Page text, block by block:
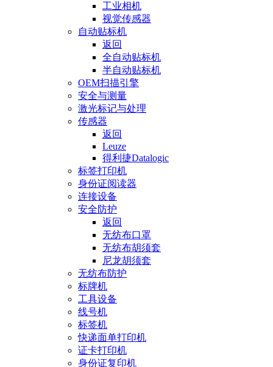
工业相机
视觉传感器
自动贴标机
返回
全自动贴标机
半自动贴标机
OEM扫描引擎
安全与测量
激光标记与处理
传感器
返回
Leuze
得利捷Datalogic
标签打印机
身份证阅读器
连接设备
安全防护
返回
无纺布口罩
无纺布胡须套
尼龙胡须套
无纺布防护
标牌机
工具设备
线号机
标签机
快递面单打印机
证卡打印机
身份证复印机